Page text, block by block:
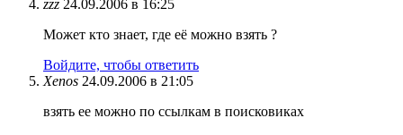
zzz 24.09.2006 в 16:25
Может кто знает, где её можно взять ?
Войдите, чтобы ответить
Xenos 24.09.2006 в 21:05
взять ее можно по ссылкам в поисковиках